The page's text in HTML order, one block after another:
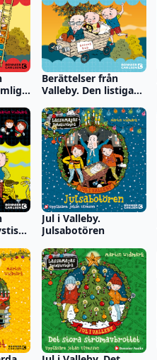
Berättelser från
Valleby. Den listiga
Jul i Valleby.
Julsabotören